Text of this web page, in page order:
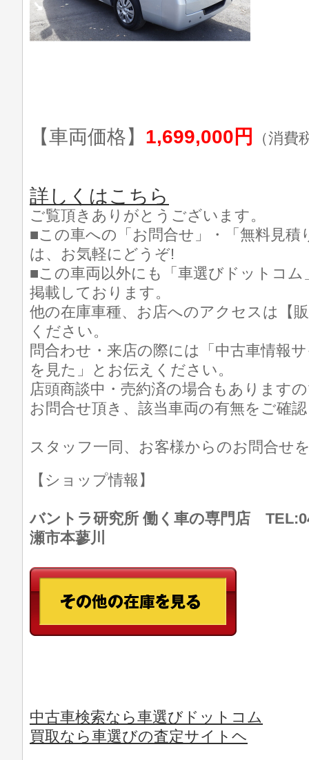
【車両価格】 1,699,000円 （消費
詳しくはこちら
ご覧頂きありがとうございます。
■この車への「お問合せ」・「無料見積
は、お気軽にどうぞ!
■この車両以外にも「車選びドットコ
掲載しております。
他の在庫車種、お店へのアクセスは【
ください。
問合わせ・来店の際には「中古車情報
を見た」とお伝えください。
店頭商談中・売約済の場合もあります
お問合せ頂き、該当車両の有無をご確
スタッフ一同、お客様からのお問合せ
【ショップ情報】
バントラ研究所 働く車の専門店
瀬市本蓼川
中古車検索なら車選びドットコム
買取なら車選びの査定サイトヘ